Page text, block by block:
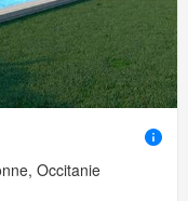
Occitanie